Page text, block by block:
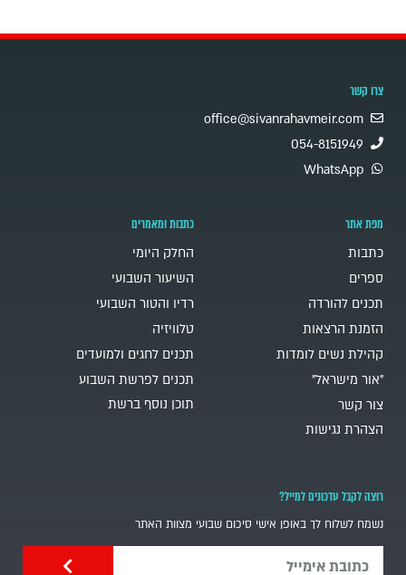
צרו קשר
office@sivanrahavmeir.com
054-8151949
WhatsApp
מפת אתר
כתבות
ספרים
תכנים להורדה
הזמנת הרצאות
קהילת נשים לומדות
"אור מישראל"
צור קשר
הצהרת נגישות
כתבות ומאמרים
החלק היומי
השיעור השבועי
רדיו והטור השבועי
טלוויזיה
תכנים לחגים ולמועדים
תכנים לפרשת השבוע
תוכן נוסף ברשת
רוצה לקבל עדכונים למייל?
נשמח לשלוח לך באופן אישי סיכום שבועי מצוות האתר